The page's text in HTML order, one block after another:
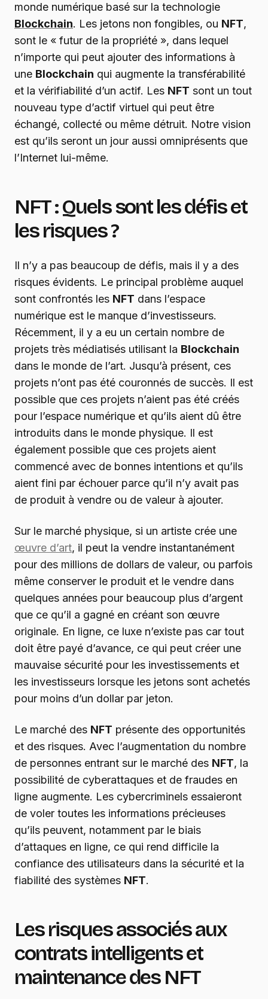
monde numérique basé sur la technologie
Blockchain. Les jetons non fongibles, ou NFT,
sont le « futur de la propriété », dans lequel
n’importe qui peut ajouter des informations à
une Blockchain qui augmente la transférabilité
et la vérifiabilité d’un actif. Les NFT sont un tout
nouveau type d’actif virtuel qui peut être
échangé, collecté ou même détruit. Notre vision
est qu’ils seront un jour aussi omniprésents que
l’Internet lui-même.
NFT : Quels sont les défis et
les risques ?
Il n’y a pas beaucoup de défis, mais il y a des
risques évidents. Le principal problème auquel
sont confrontés les NFT dans l’espace
numérique est le manque d’investisseurs.
Récemment, il y a eu un certain nombre de
projets très médiatisés utilisant la Blockchain
dans le monde de l’art. Jusqu’à présent, ces
projets n’ont pas été couronnés de succès. Il est
possible que ces projets n’aient pas été créés
pour l’espace numérique et qu’ils aient dû être
introduits dans le monde physique. Il est
également possible que ces projets aient
commencé avec de bonnes intentions et qu’ils
aient fini par échouer parce qu’il n’y avait pas
de produit à vendre ou de valeur à ajouter.
Sur le marché physique, si un artiste crée une
œuvre d’art, il peut la vendre instantanément
pour des millions de dollars de valeur, ou parfois
même conserver le produit et le vendre dans
quelques années pour beaucoup plus d’argent
que ce qu’il a gagné en créant son œuvre
originale. En ligne, ce luxe n’existe pas car tout
doit être payé d’avance, ce qui peut créer une
mauvaise sécurité pour les investissements et
les investisseurs lorsque les jetons sont achetés
pour moins d’un dollar par jeton.
Le marché des NFT présente des opportunités
et des risques. Avec l’augmentation du nombre
de personnes entrant sur le marché des NFT, la
possibilité de cyberattaques et de fraudes en
ligne augmente. Les cybercriminels essaieront
de voler toutes les informations précieuses
qu’ils peuvent, notamment par le biais
d’attaques en ligne, ce qui rend difficile la
confiance des utilisateurs dans la sécurité et la
fiabilité des systèmes NFT.
Les risques associés aux
contrats intelligents et
maintenance des NFT